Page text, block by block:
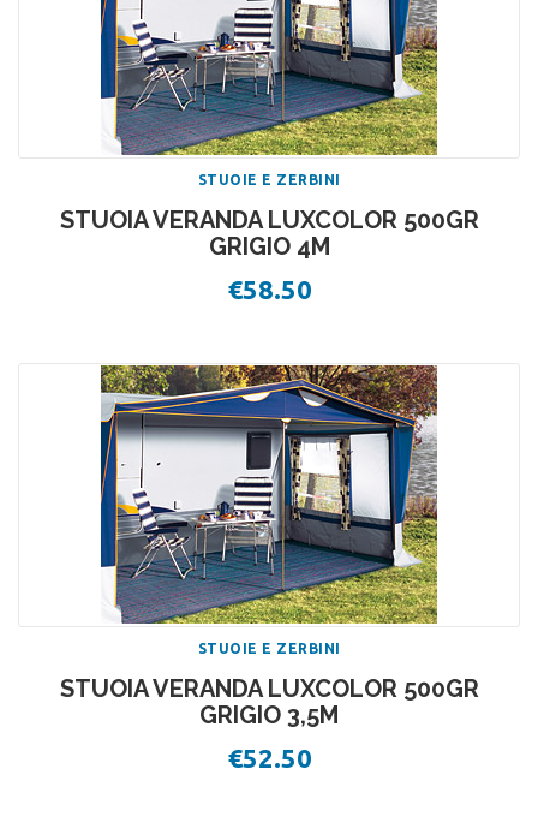
STUOIE E ZERBINI
STUOIA VERANDA LUXCOLOR 500GR
GRIGIO 4M
€58.50
STUOIE E ZERBINI
STUOIA VERANDA LUXCOLOR 500GR
GRIGIO 3,5M
€52.50